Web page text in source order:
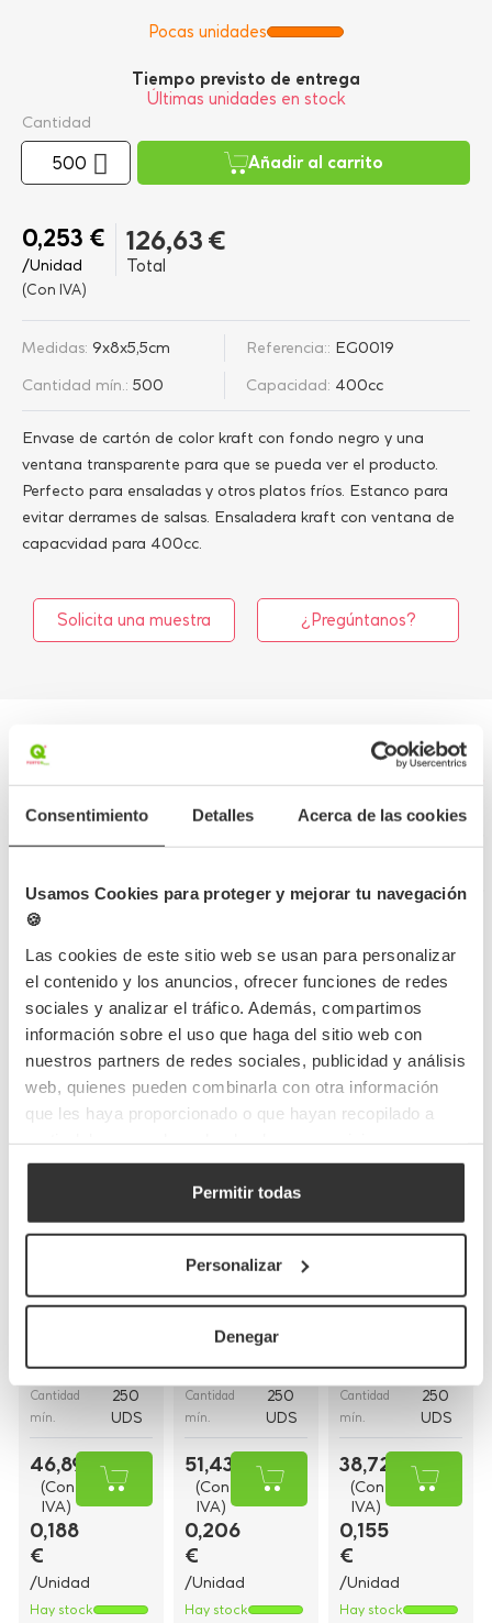
Consentimiento Detalles Acerca de las cookies
Usamos Cookies para proteger y mejorar tu navegación
🍪
Las cookies de este sitio web se usan para personalizar
el contenido y los anuncios, ofrecer funciones de redes
sociales y analizar el tráfico. Además, compartimos
información sobre el uso que haga del sitio web con
nuestros partners de redes sociales, publicidad y análisis
web, quienes pueden combinarla con otra información
que les haya proporcionado o que hayan recopilado a
Permitir todas
Personalizar
Denegar
0,253 €
/Unidad
(Con IVA)
126,63 €
Total
Envase de cartón de color kraft con fondo negro y una
ventana transparente para que se pueda ver el producto.
Perfecto para ensaladas y otros platos fríos. Estanco para
evitar derrames de salsas. Ensaladera kraft con ventana de
capacvidad para 400cc.
Cantidad
Añadir al carrito
Medidas: 9x8x5,5cm Referencia:: EG0019
Cantidad mín.: 500 Capacidad: 400cc
Solicita una muestra ¿Pregúntanos?
Pocas unidades
Tiempo previsto de entrega
Últimas unidades en stock
Detalles del producto
Preguntas frecuentes
Completa tu pedido
Bolsas de papel
(26+20x32cm)
Medidas26+20x32cm
Cantidad
mín.
250
UDS
46,89 €
(Con
IVA)
0,188
€
/Unidad
Hay stock
Bolsas de papel
rizada
(30+18x29cm)
ReferenciaBP16BCO
Medidas30+18x29cm
Cantidad
mín.
250
UDS
51,43 €
(Con
IVA)
0,206
€
/Unidad
Hay stock
Bolsas de papel
(28+17x29cm)
Medidas28+17x29cm
Cantidad
mín.
250
UDS
38,72 €
(Con
IVA)
0,155
€
/Unidad
Hay stock